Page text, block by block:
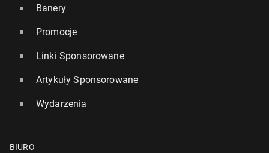
Banery
Promocje
Linki Sponsorowane
Artykuły Sponsorowane
Wydarzenia
BIURO